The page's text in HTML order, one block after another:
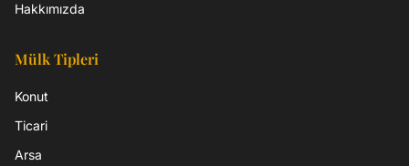
Hakkımızda
Mülk Tipleri
Konut
Ticari
Arsa